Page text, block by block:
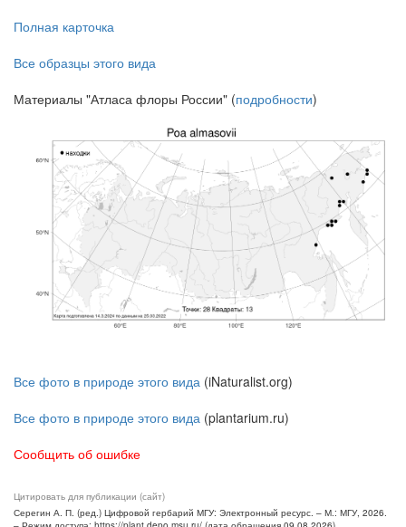
Полная карточка
Все образцы этого вида
Материалы "Атласа флоры России" (подробности)
Все фото в природе этого вида (iNaturalist.org)
Все фото в природе этого вида (plantarium.ru)
Сообщить об ошибке
Цитировать для публикации (сайт)
Серегин А. П. (ред.) Цифровой гербарий МГУ: Электронный ресурс. – М.: МГУ, 2026.